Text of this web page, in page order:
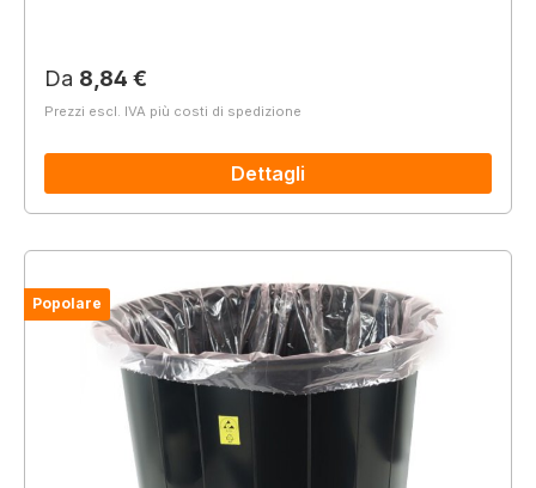
Prezzo normale:
Da 8,84 €
Prezzi escl. IVA più costi di spedizione
Dettagli
Popolare